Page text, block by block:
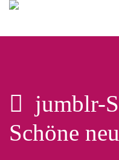
jumblr-
Schöne